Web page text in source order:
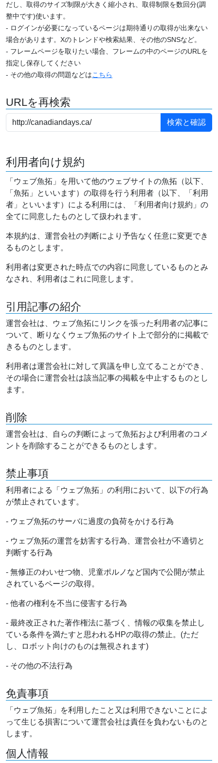
だし、取得のサイズ制限が大きく縮小され、取得制限を数回分(調
整中です)使います。
- ログインが必要になっているページは期待通りの取得が出来ない
場合があります。Xのトレンドや検索結果、その他のSNSなど。
- フレームページを取りたい場合、フレームの中のページのURLを
指定し保存してください
- その他の取得の問題などはこちら
URLを再検索
利用者向け規約
「ウェブ魚拓」を用いて他のウェブサイトの魚拓（以下、
「魚拓」といいます）の取得を行う利用者（以下、「利用
者」といいます）による利用には、「利用者向け規約」の
全てに同意したものとして扱われます。
本規約は、運営会社の判断により予告なく任意に変更でき
るものとします。
利用者は変更された時点での内容に同意しているものとみ
なされ、利用者はこれに同意します。
引用記事の紹介
運営会社は、ウェブ魚拓にリンクを張った利用者の記事に
ついて、断りなくウェブ魚拓のサイト上で部分的に掲載で
きるものとします。
利用者は運営会社に対して異議を申し立てることができ、
その場合に運営会社は該当記事の掲載を中止するものとし
ます。
削除
運営会社は、自らの判断によって魚拓および利用者のコメ
ントを削除することができるものとします。
禁止事項
利用者による「ウェブ魚拓」の利用において、以下の行為
が禁止されています。
- ウェブ魚拓のサーバに過度の負荷をかける行為
- ウェブ魚拓の運営を妨害する行為、運営会社が不適切と
判断する行為
- 無修正のわいせつ物、児童ポルノなど国内で公開が禁止
されているページの取得。
- 他者の権利を不当に侵害する行為
- 最終改正された著作権法に基づく、情報の収集を禁止し
ている条件を満たすと思われるHPの取得の禁止。(ただ
し、ロボット向けのものは無視されます)
- その他の不法行為
免責事項
「ウェブ魚拓」を利用したこと又は利用できないことによ
って生じる損害について運営会社は責任を負わないものと
します。
個人情報